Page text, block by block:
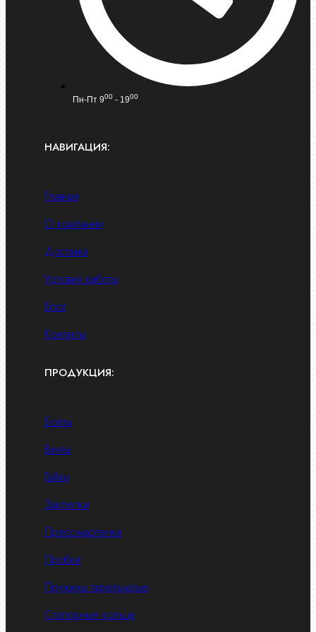
Пн-Пт 900 - 1900
НАВИГАЦИЯ:
Главная
О компании
Доставка
Условия работы
Блог
Контакты
ПРОДУКЦИЯ:
Болты
Винты
Гайки
Заклепки
Пресс-масленки
Пробки
Пружины тарельчатые
Стопорные кольца